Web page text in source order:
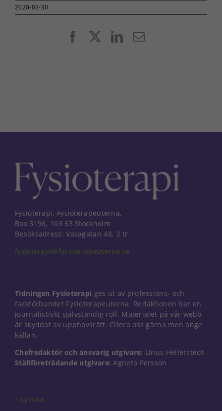
2020-03-30
FacebookLinkedIn
E-
Fysioterapi, Fysioterapeuterna,
Box 3196, 103 63 Stockholm
Besöksadress: Vasagatan 48, 3 tr
fysioterapi@fysioterapeuterna.se
Tidningen Fysioterapi ges ut av professions- och
fackförbundet Fysioterapeuterna. Redaktionen har en
journalistiskt självständig roll. Materialet på vår webb
är skyddat av upphovsrätt. Citera oss gärna men ange
källan.
Chefredaktör och ansvarig utgivare: Linus Hellerstedt
Ställföreträdande utgivare: Agneta Persson
Lyssna
Nödvändiga